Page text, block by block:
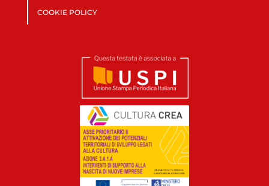
COOKIE POLICY